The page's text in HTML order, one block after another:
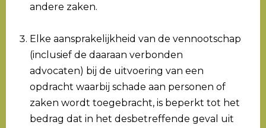
andere zaken.
Elke aansprakelijkheid van de vennootschap
(inclusief de daaraan verbonden
advocaten) bij de uitvoering van een
opdracht waarbij schade aan personen of
zaken wordt toegebracht, is beperkt tot het
bedrag dat in het desbetreffende geval uit